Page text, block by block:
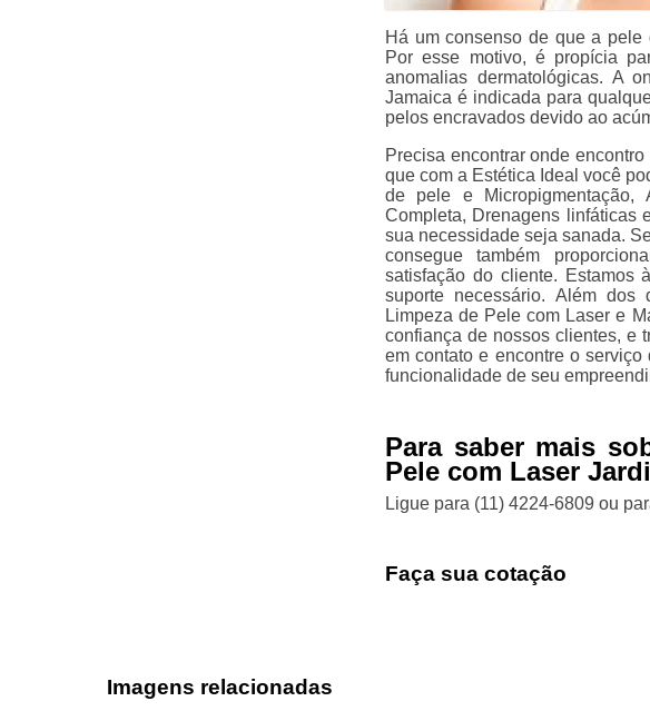
Há um consenso de que a
Por esse motivo, é propícia
anomalias dermatológicas. A
Jamaica é indicada para
pelos encravados devido ao
Precisa encontrar onde
que com a Estética Ideal você
de pele e Micropigmentação,
Completa, Drenagens linfáticas
sua necessidade seja sanada.
consegue também
satisfação do cliente. Estamos
suporte necessário. Além dos
Limpeza de Pele com Laser e
confiança de nossos clientes, e
em contato e encontre o
funcionalidade de seu
Para saber mais
Pele com Laser
Ligue para (11) 4224-6809 ou
Faça sua cotação
Imagens relacionadas